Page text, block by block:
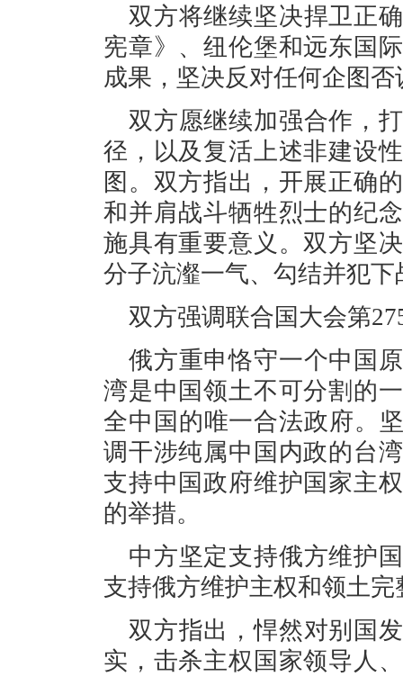
双方将继续坚决捍卫正
宪章》、纽伦堡和远东国
成果，坚决反对任何企图
双方愿继续加强合作，
径，以及复活上述非建设
图。双方指出，开展正确
和并肩战斗牺牲烈士的纪
施具有重要意义。双方坚
分子沆瀣一气、勾结并犯
双方强调联合国大会第
俄方重申恪守一个中国
湾是中国领土不可分割的
全中国的唯一合法政府。
调干涉纯属中国内政的台
支持中国政府维护国家主
的举措。
中方坚定支持俄方维护
支持俄方维护主权和领土
双方指出，悍然对别国
实，击杀主权国家领导人